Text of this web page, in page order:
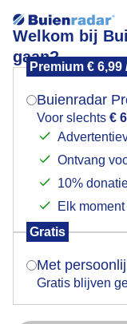
Welkom bij
gaan?
Premium € 6,99
Buienradar
Voor slechts €
Ontvang
10%
Elk
Gratis
Met
Gratis blijven
Deze mais snakte
Mogen we
Indien je hier
verschijnt er
Is
Nu